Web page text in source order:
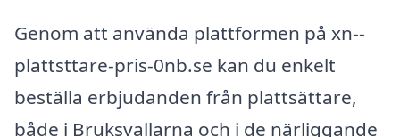
Genom att använda plattformen på xn--
plattsttare-pris-0nb.se kan du enkelt
beställa erbjudanden från plattsättare,
både i Bruksvallarna och i de närliggande